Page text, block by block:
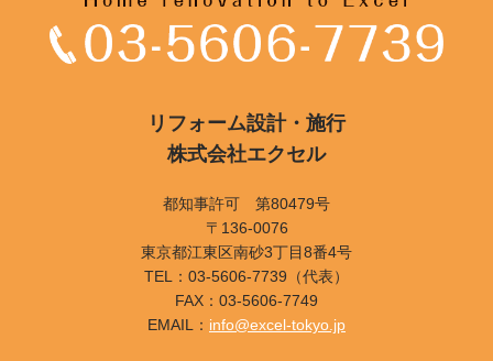
リフォーム設計・施行
株式会社エクセル
都知事許可 第80479号
〒136-0076
東京都江東区南砂3丁目8番4号
TEL：03-5606-7739（代表）
FAX：03-5606-7749
EMAIL： info@excel-tokyo.jp